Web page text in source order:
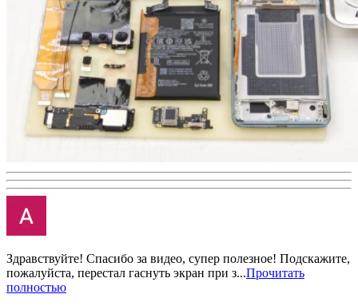
Здравствуйте! Спасибо за видео, супер полезное! Подскажите,
пожалуйста, перестал гаснуть экран при з...Прочитать
полностью